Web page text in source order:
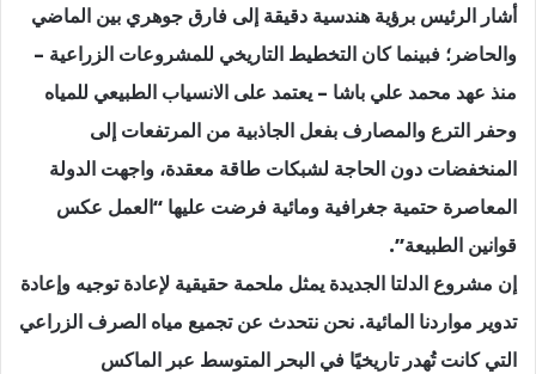
أشار الرئيس برؤية هندسية دقيقة إلى فارق جوهري بين الماضي
والحاضر؛ فبينما كان التخطيط التاريخي للمشروعات الزراعية –
منذ عهد محمد علي باشا – يعتمد على الانسياب الطبيعي للمياه
وحفر الترع والمصارف بفعل الجاذبية من المرتفعات إلى
المنخفضات دون الحاجة لشبكات طاقة معقدة، واجهت الدولة
المعاصرة حتمية جغرافية ومائية فرضت عليها “العمل عكس
قوانين الطبيعة”.
إن مشروع الدلتا الجديدة يمثل ملحمة حقيقية لإعادة توجيه وإعادة
تدوير مواردنا المائية. نحن نتحدث عن تجميع مياه الصرف الزراعي
التي كانت تُهدر تاريخيًا في البحر المتوسط عبر الماكس